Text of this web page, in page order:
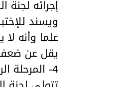
إجرائه لجنة
ويسند للإختبار
علما وأنه
يقل عن ضعف
4- المرحلة الرابعة والنهائية: اختيار المترشحين: